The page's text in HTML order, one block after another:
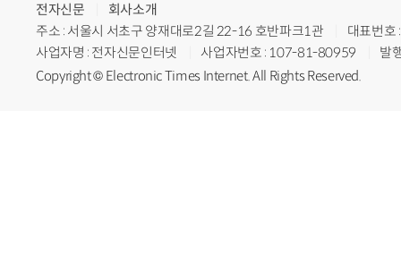
전자신문
회사소개
주소 : 서울시 서초구 양재대로2길 22-16 호반파크1관
대표번
사업자명 : 전자신문인터넷
사업자번호 : 107-81-80959
발
Copyright © Electronic Times Internet. All Rights Reserved.